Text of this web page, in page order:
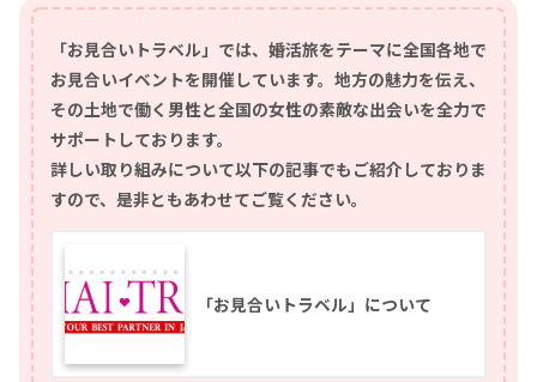
「お見合いトラベル」では、婚活旅をテーマに全国各地で
お見合いイベントを開催しています。地方の魅力を伝え、
その土地で働く男性と全国の女性の素敵な出会いを全力で
サポートしております。
詳しい取り組みについて以下の記事でもご紹介しておりま
すので、是非ともあわせてご覧ください。
「お見合いトラベル」について